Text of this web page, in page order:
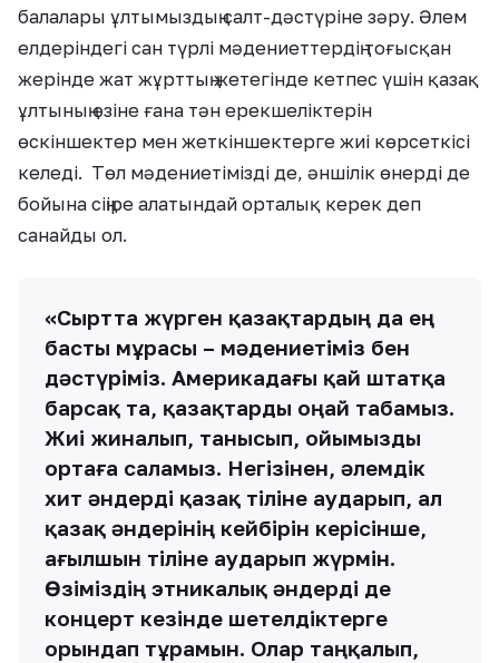
балалары ұлтымыздың салт-дәстүріне зәру. Әлем
елдеріндегі сан түрлі мәдениеттердің тоғысқан
жерінде жат жұрттың жетегінде кетпес үшін қазақ
ұлтының өзіне ғана тән ерекшеліктерін
өскіншектер мен жеткіншектерге жиі көрсеткісі
келеді. Төл мәдениетімізді де, әншілік өнерді де
бойына сіңіре алатындай орталық керек деп
санайды ол.
«Сыртта жүрген қазақтардың да ең
басты мұрасы – мәдениетіміз бен
дәстүріміз. Америкадағы қай штатқа
барсақ та, қазақтарды оңай табамыз.
Жиі жиналып, танысып, ойымызды
ортаға саламыз. Негізінен, әлемдік
хит әндерді қазақ тіліне аударып, ал
қазақ әндерінің кейбірін керісінше,
ағылшын тіліне аударып жүрмін.
Өзіміздің этникалық әндерді де
концерт кезінде шетелдіктерге
орындап тұрамын. Олар таңқалып,